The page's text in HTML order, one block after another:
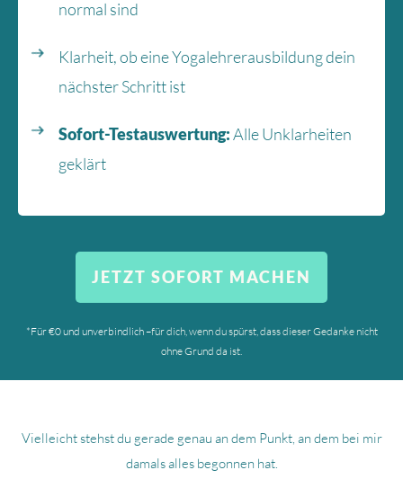
normal sind
Klarheit, ob eine Yogalehrerausbildung dein
nächster Schritt ist
Sofort-Testauswertung:Alle Unklarheiten
geklärt
JETZT SOFORT MACHEN
*Für €0 und unverbindlich –für dich, wenn du spürst, dass dieser Gedanke nicht
ohne Grund da ist.
Vielleicht stehst du gerade genau an dem Punkt, an dem bei mir
damals alles begonnen hat.